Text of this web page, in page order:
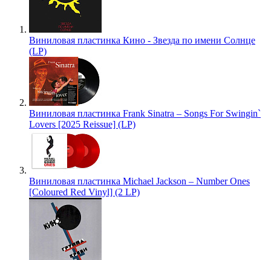
Виниловая пластинка Кино - Звезда по имени Солнце
(LP)
Виниловая пластинка Frank Sinatra – Songs For Swingin`
Lovers [2025 Reissue] (LP)
Виниловая пластинка Michael Jackson – Number Ones
[Coloured Red Vinyl] (2 LP)